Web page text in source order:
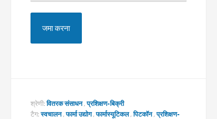
श्रेणी:वितरक संसाधन,प्रशिक्षण-बिक्री
टैग:स्वचालन,फार्मा उद्योग,फार्मास्यूटिकल,पिटकॉन,प्रशिक्षण-